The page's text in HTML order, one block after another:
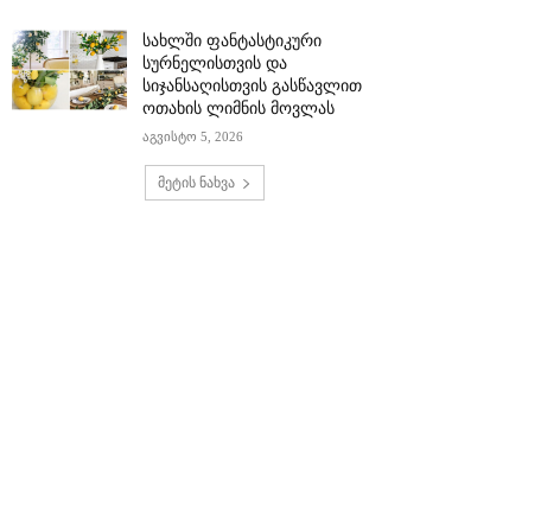
სახლში ფანტასტიკური
სურნელისთვის და
სიჯანსაღისთვის გასწავლით
ოთახის ლიმნის მოვლას
აგვისტო 5, 2026
მეტის ნახვა